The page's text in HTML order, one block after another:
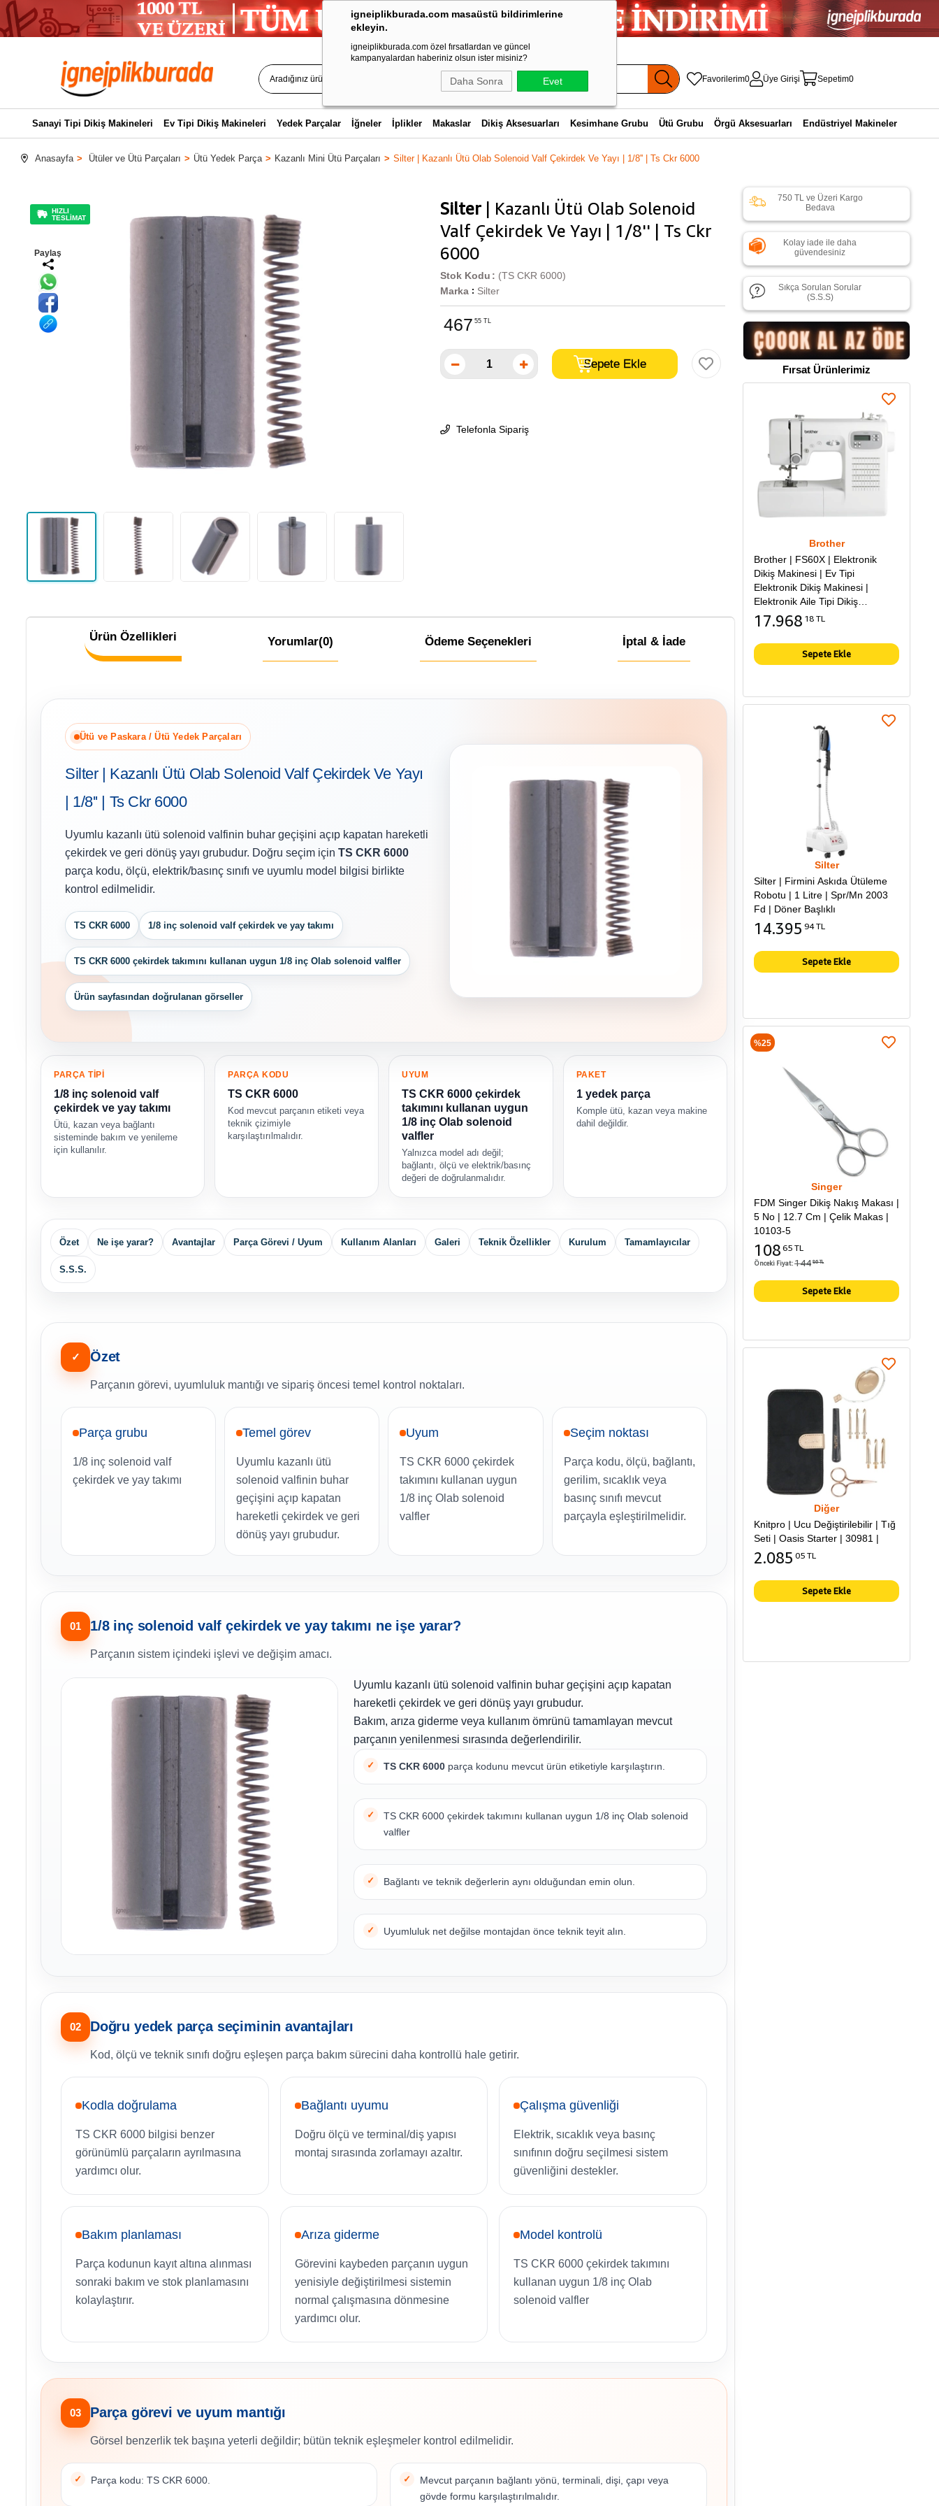
igneiplikburada.com masaüstü bildirimlerine
ekleyin.
igneiplikburada.com özel fırsatlardan ve güncel
kampanyalardan haberiniz olsun ister misiniz?
Daha Sonra Evet Favorilerim0 Üye Girişi Sepetim0
Sanayi Tipi Dikiş Makineleri Ev Tipi Dikiş Makineleri Yedek Parçalar İğneler İplikler Makaslar Dikiş Aksesuarları Kesimhane Grubu Ütü Grubu Örgü Aksesuarları Endüstriyel Makineler
Anasayfa Ütüler ve Ütü Parçaları Ütü Yedek Parça Kazanlı Mini Ütü Parçaları Silter | Kazanlı Ütü Olab Solenoid Valf Çekirdek Ve Yayı | 1/8'' | Ts Ckr 6000
HIZLI
TESLİMAT
Paylaş
Silter | Kazanlı Ütü Olab Solenoid
Valf Çekirdek Ve Yayı | 1/8'' | Ts Ckr
6000
(TS CKR 6000)
Stok Kodu
Marka : Silter
467 55 TL
Telefonla Sipariş
Ürün Özellikleri Yorumlar(0) Ödeme Seçenekleri İptal & İade
Ütü ve Paskara / Ütü Yedek Parçaları
Silter | Kazanlı Ütü Olab Solenoid Valf Çekirdek Ve Yayı
| 1/8'' | Ts Ckr 6000
Uyumlu kazanlı ütü solenoid valfinin buhar geçişini açıp kapatan hareketli
çekirdek ve geri dönüş yayı grubudur. Doğru seçim için TS CKR 6000
parça kodu, ölçü, elektrik/basınç sınıfı ve uyumlu model bilgisi birlikte
kontrol edilmelidir.
TS CKR 6000 1/8 inç solenoid valf çekirdek ve yay takımı
TS CKR 6000 çekirdek takımını kullanan uygun 1/8 inç Olab solenoid valfler
Ürün sayfasından doğrulanan görseller
PARÇA TİPİ
1/8 inç solenoid valf
çekirdek ve yay takımı
Ütü, kazan veya bağlantı
sisteminde bakım ve yenileme
için kullanılır.
PARÇA KODU
TS CKR 6000
Kod mevcut parçanın etiketi veya
teknik çizimiyle
karşılaştırılmalıdır.
UYUM
TS CKR 6000 çekirdek
takımını kullanan uygun
1/8 inç Olab solenoid
valfler
Yalnızca model adı değil;
bağlantı, ölçü ve elektrik/basınç
değeri de doğrulanmalıdır.
PAKET
1 yedek parça
Komple ütü, kazan veya makine
dahil değildir.
Özet Ne işe yarar? Avantajlar Parça Görevi / Uyum Kullanım Alanları Galeri Teknik Özellikler Kurulum Tamamlayıcılar
S.S.S.
✓ Özet
Parçanın görevi, uyumluluk mantığı ve sipariş öncesi temel kontrol noktaları.
Parça grubu
1/8 inç solenoid valf
çekirdek ve yay takımı
Temel görev
Uyumlu kazanlı ütü
solenoid valfinin buhar
geçişini açıp kapatan
hareketli çekirdek ve geri
dönüş yayı grubudur.
Uyum
TS CKR 6000 çekirdek
takımını kullanan uygun
1/8 inç Olab solenoid
valfler
Seçim noktası
Parça kodu, ölçü, bağlantı,
gerilim, sıcaklık veya
basınç sınıfı mevcut
parçayla eşleştirilmelidir.
01 1/8 inç solenoid valf çekirdek ve yay takımı ne işe yarar?
Parçanın sistem içindeki işlevi ve değişim amacı.
Uyumlu kazanlı ütü solenoid valfinin buhar geçişini açıp kapatan
hareketli çekirdek ve geri dönüş yayı grubudur.
Bakım, arıza giderme veya kullanım ömrünü tamamlayan mevcut
parçanın yenilenmesi sırasında değerlendirilir.
TS CKR 6000 parça kodunu mevcut ürün etiketiyle karşılaştırın.
TS CKR 6000 çekirdek takımını kullanan uygun 1/8 inç Olab solenoid
valfler
Bağlantı ve teknik değerlerin aynı olduğundan emin olun.
Uyumluluk net değilse montajdan önce teknik teyit alın.
02 Doğru yedek parça seçiminin avantajları
Kod, ölçü ve teknik sınıfı doğru eşleşen parça bakım sürecini daha kontrollü hale getirir.
Kodla doğrulama
TS CKR 6000 bilgisi benzer
görünümlü parçaların ayrılmasına
yardımcı olur.
Bağlantı uyumu
Doğru ölçü ve terminal/diş yapısı
montaj sırasında zorlamayı azaltır.
Çalışma güvenliği
Elektrik, sıcaklık veya basınç
sınıfının doğru seçilmesi sistem
güvenliğini destekler.
Bakım planlaması
Parça kodunun kayıt altına alınması
sonraki bakım ve stok planlamasını
kolaylaştırır.
Arıza giderme
Görevini kaybeden parçanın uygun
yenisiyle değiştirilmesi sistemin
normal çalışmasına dönmesine
yardımcı olur.
Model kontrolü
TS CKR 6000 çekirdek takımını
kullanan uygun 1/8 inç Olab
solenoid valfler
03 Parça görevi ve uyum mantığı
Görsel benzerlik tek başına yeterli değildir; bütün teknik eşleşmeler kontrol edilmelidir.
Parça kodu: TS CKR 6000.
Mevcut parçanın bağlantı yönü, terminali, dişi, çapı veya
gövde formu karşılaştırılmalıdır.
750 TL ve Üzeri Kargo
Bedava
Kolay iade ile daha
güvendesiniz
Sıkça Sorulan Sorular
(S.S.S)
Fırsat Ürünlerimiz
Brother
Brother | FS60X | Elektronik
Dikiş Makinesi | Ev Tipi
Elektronik Dikiş Makinesi |
Elektronik Aile Tipi Dikiş
Makinesi
17.968 18 TL
Sepete Ekle
Silter
Silter | Firmini Askıda Ütüleme
Robotu | 1 Litre | Spr/Mn 2003
Fd | Döner Başlıklı
14.395 94 TL
Sepete Ekle
Singer
FDM Singer Dikiş Nakış Makası |
5 No | 12.7 Cm | Çelik Makas |
10103-5
108 65 TL
Önceki Fiyat:144 86 TL
Sepete Ekle
%25
Diğer
Knitpro | Ucu Değiştirilebilir | Tığ
Seti | Oasis Starter | 30981 |
2.085 05 TL
Sepete Ekle